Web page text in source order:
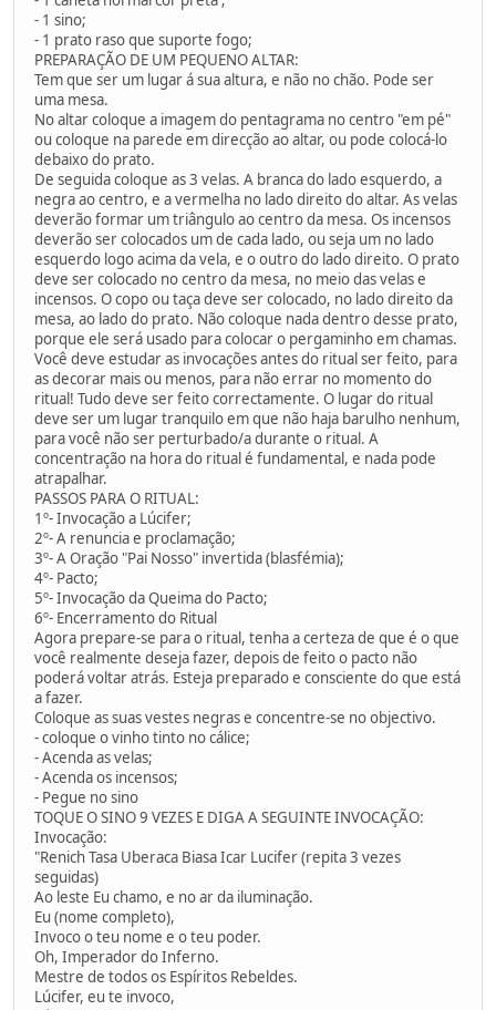
- 1 sino;
- 1 prato raso que suporte fogo;
PREPARAÇÃO DE UM PEQUENO ALTAR:
Tem que ser um lugar á sua altura, e não no chão. Pode ser
uma mesa.
No altar coloque a imagem do pentagrama no centro "em pé"
ou coloque na parede em direcção ao altar, ou pode colocá-lo
debaixo do prato.
De seguida coloque as 3 velas. A branca do lado esquerdo, a
negra ao centro, e a vermelha no lado direito do altar. As velas
deverão formar um triângulo ao centro da mesa. Os incensos
deverão ser colocados um de cada lado, ou seja um no lado
esquerdo logo acima da vela, e o outro do lado direito. O prato
deve ser colocado no centro da mesa, no meio das velas e
incensos. O copo ou taça deve ser colocado, no lado direito da
mesa, ao lado do prato. Não coloque nada dentro desse prato,
porque ele será usado para colocar o pergaminho em chamas.
Você deve estudar as invocações antes do ritual ser feito, para
as decorar mais ou menos, para não errar no momento do
ritual! Tudo deve ser feito correctamente. O lugar do ritual
deve ser um lugar tranquilo em que não haja barulho nenhum,
para você não ser perturbado/a durante o ritual. A
concentração na hora do ritual é fundamental, e nada pode
atrapalhar.
PASSOS PARA O RITUAL:
1º- Invocação a Lúcifer;
2º- A renuncia e proclamação;
3º- A Oração "Pai Nosso" invertida (blasfémia);
4º- Pacto;
5º- Invocação da Queima do Pacto;
6º- Encerramento do Ritual
Agora prepare-se para o ritual, tenha a certeza de que é o que
você realmente deseja fazer, depois de feito o pacto não
poderá voltar atrás. Esteja preparado e consciente do que está
a fazer.
Coloque as suas vestes negras e concentre-se no objectivo.
- coloque o vinho tinto no cálice;
- Acenda as velas;
- Acenda os incensos;
- Pegue no sino
TOQUE O SINO 9 VEZES E DIGA A SEGUINTE INVOCAÇÃO:
Invocação:
"Renich Tasa Uberaca Biasa Icar Lucifer (repita 3 vezes
seguidas)
Ao leste Eu chamo, e no ar da iluminação.
Eu (nome completo),
Invoco o teu nome e o teu poder.
Oh, Imperador do Inferno.
Mestre de todos os Espíritos Rebeldes.
Lúcifer, eu te invoco,